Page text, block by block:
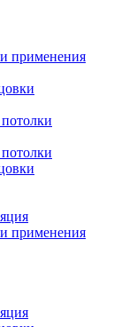
применения
применения